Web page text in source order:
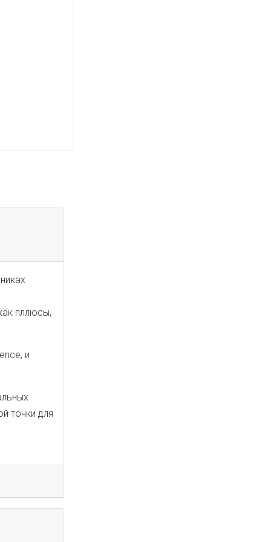
пллюсы,
и
точки для